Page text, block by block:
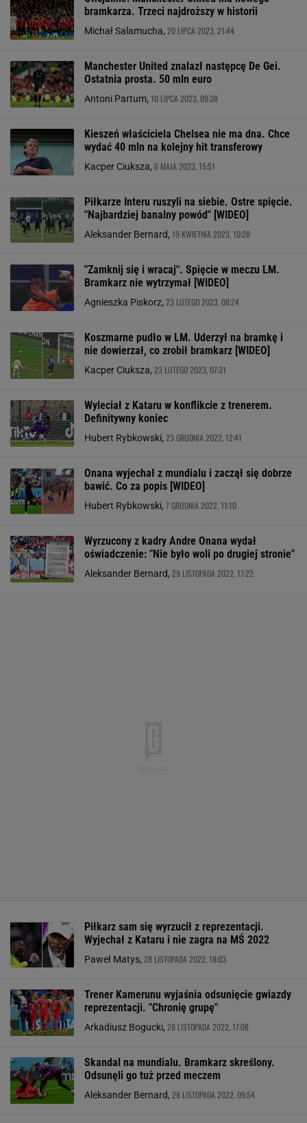
bramkarza. Trzeci najdroższy w historii
Michał Salamucha, 20 LIPCA 2023, 21:44
Manchester United znalazł następcę De Gei.
Ostatnia prosta. 50 mln euro
Antoni Partum, 10 LIPCA 2023, 09:38
Kieszeń właściciela Chelsea nie ma dna. Chce
wydać 40 mln na kolejny hit transferowy
Kacper Ciuksza, 6 MAJA 2023, 15:51
Piłkarze Interu ruszyli na siebie. Ostre spięcie.
"Najbardziej banalny powód" [WIDEO]
Aleksander Bernard, 19 KWIETNIA 2023, 10:28
"Zamknij się i wracaj". Spięcie w meczu LM.
Bramkarz nie wytrzymał [WIDEO]
Agnieszka Piskorz, 23 LUTEGO 2023, 08:24
Koszmarne pudło w LM. Uderzył na bramkę i
nie dowierzał, co zrobił bramkarz [WIDEO]
Kacper Ciuksza, 23 LUTEGO 2023, 07:31
Wyleciał z Kataru w konflikcie z trenerem.
Definitywny koniec
Hubert Rybkowski, 23 GRUDNIA 2022, 12:41
Onana wyjechał z mundialu i zaczął się dobrze
bawić. Co za popis [WIDEO]
Hubert Rybkowski, 7 GRUDNIA 2022, 11:10
Wyrzucony z kadry Andre Onana wydał
oświadczenie: "Nie było woli po drugiej stronie"
Aleksander Bernard, 29 LISTOPADA 2022, 17:22
Piłkarz sam się wyrzucił z reprezentacji.
Wyjechał z Kataru i nie zagra na MŚ 2022
Paweł Matys, 28 LISTOPADA 2022, 18:03
Trener Kamerunu wyjaśnia odsunięcie gwiazdy
reprezentacji. "Chronię grupę"
Arkadiusz Bogucki, 28 LISTOPADA 2022, 17:08
Skandal na mundialu. Bramkarz skreślony.
Odsunęli go tuż przed meczem
Aleksander Bernard, 28 LISTOPADA 2022, 09:54